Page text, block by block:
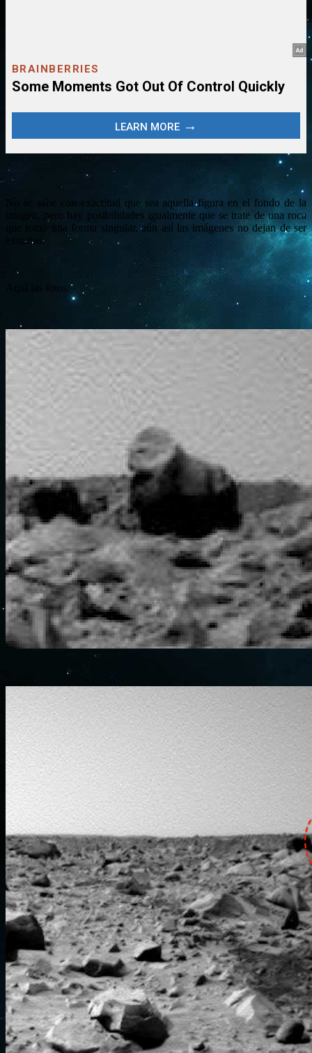
No se sabe con exactitud que sea aquella figura en el fondo de la
imagen, pero hay posibilidades igualmente que se trate de una roca
que tomó una forma singular, aún así las imágenes no dejan de ser
extrañas.
Aquí las fotos: